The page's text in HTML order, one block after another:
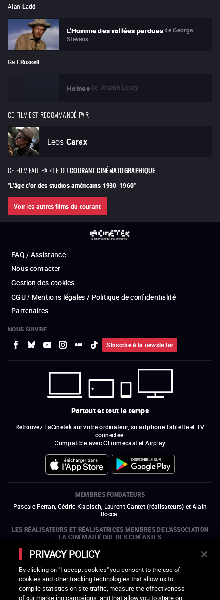
Alan Ladd
L'Homme des vallées perdues de George
Stevens
Gail Russell
Haines de Joseph Losey
CE FILM EST RECOMMANDÉ PAR
Leos Carax
CE FILM FAIT PARTIE DUCOURANT CINÉMATOGRAPHIQUE
"L’âge d’or des studios américains 1930-1960"
Voir les autres films du courant
FAQ / Assistance
Nous contacter
Gestion des cookies
CGU / Mentions légales / Politique de confidentialité
Partenaires
NOUS SUIVRE
S'inscrire à la newsletter
Partout et tout le temps
Retrouvez LaCinetek sur votre ordinateur, smartphone, tablette et TV
connectée.
Compatible avec Chromecast et Airplay
MEMBRES FONDATEURS
Pascale Ferran, Cédric Klapisch, Laurent Cantet (réalisateurs) et Alain
Rocca.
LES RÉALISATEURS ET RÉALISATRICES MEMBRES DE L'ASSOCIATION
LA CINÉMATHÈQUE DES CINÉASTES
Olivier Assayas, Bertrand Bonello, Michel Hazanavicius (représentant de
l'ARP), Rebecca Zlotowski et Mikael Buch (représentant de la SRF)
LES ORGANISMES MEMBRES DE L'ASSOCIATION LA CINÉMATHÈQUE
DES CINÉASTES
PRIVACY POLICY
By clicking on "I accept cookies" you consent to the use of
cookies and other tracking technologies that allow us to
compile statistics on site traffic, measure the effectiveness
of our marketing campaigns, and that allow you to share on